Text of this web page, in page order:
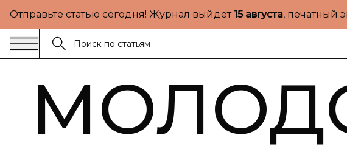
Отправьте статью сегодня! Журнал выйдет15 августа, печатный